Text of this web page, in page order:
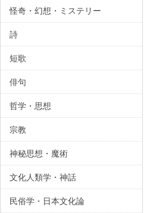
怪奇・幻想・ミステリー
詩
短歌
俳句
哲学・思想
宗教
神秘思想・魔術
文化人類学・神話
民俗学・日本文化論